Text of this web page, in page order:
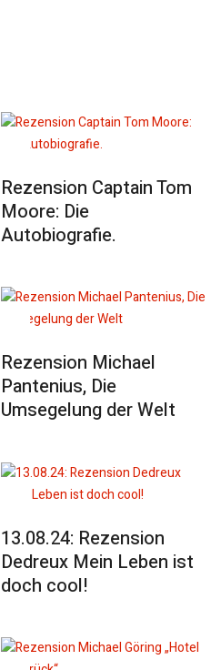
Rezension Captain Tom
Moore: Die
Autobiografie.
Rezension Michael
Pantenius, Die
Umsegelung der Welt
13.08.24: Rezension
Dedreux Mein Leben ist
doch cool!